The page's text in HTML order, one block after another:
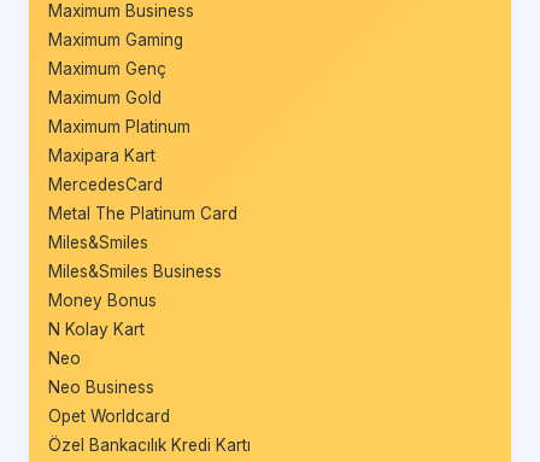
Maximum Business
Maximum Gaming
Maximum Genç
Maximum Gold
Maximum Platinum
Maxipara Kart
MercedesCard
Metal The Platinum Card
Miles&Smiles
Miles&Smiles Business
Money Bonus
N Kolay Kart
Neo
Neo Business
Opet Worldcard
Özel Bankacılık Kredi Kartı